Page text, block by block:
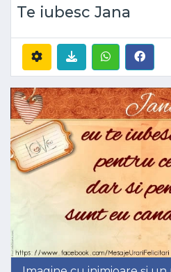
Te iubesc Jana